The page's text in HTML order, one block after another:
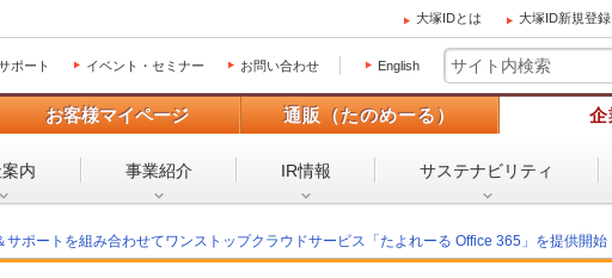
大塚IDとは 大塚ID新規登録
ポート イベント・セミナー お問い合わせ English
お客様マイページ 通販（たのめーる） 企
内 事業紹介 IR情報 サステナビリティ
ポートを組み合わせてワンストップクラウドサービス「たよれーる Office 365」を提供開始